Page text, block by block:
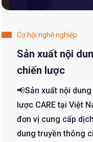
Cơ hội nghề nghiệp
Sản xuất nội
chiến lược
📢Sản xuất nội
lược CARE tại Việt
đơn vị cung cấp
dung truyền thông